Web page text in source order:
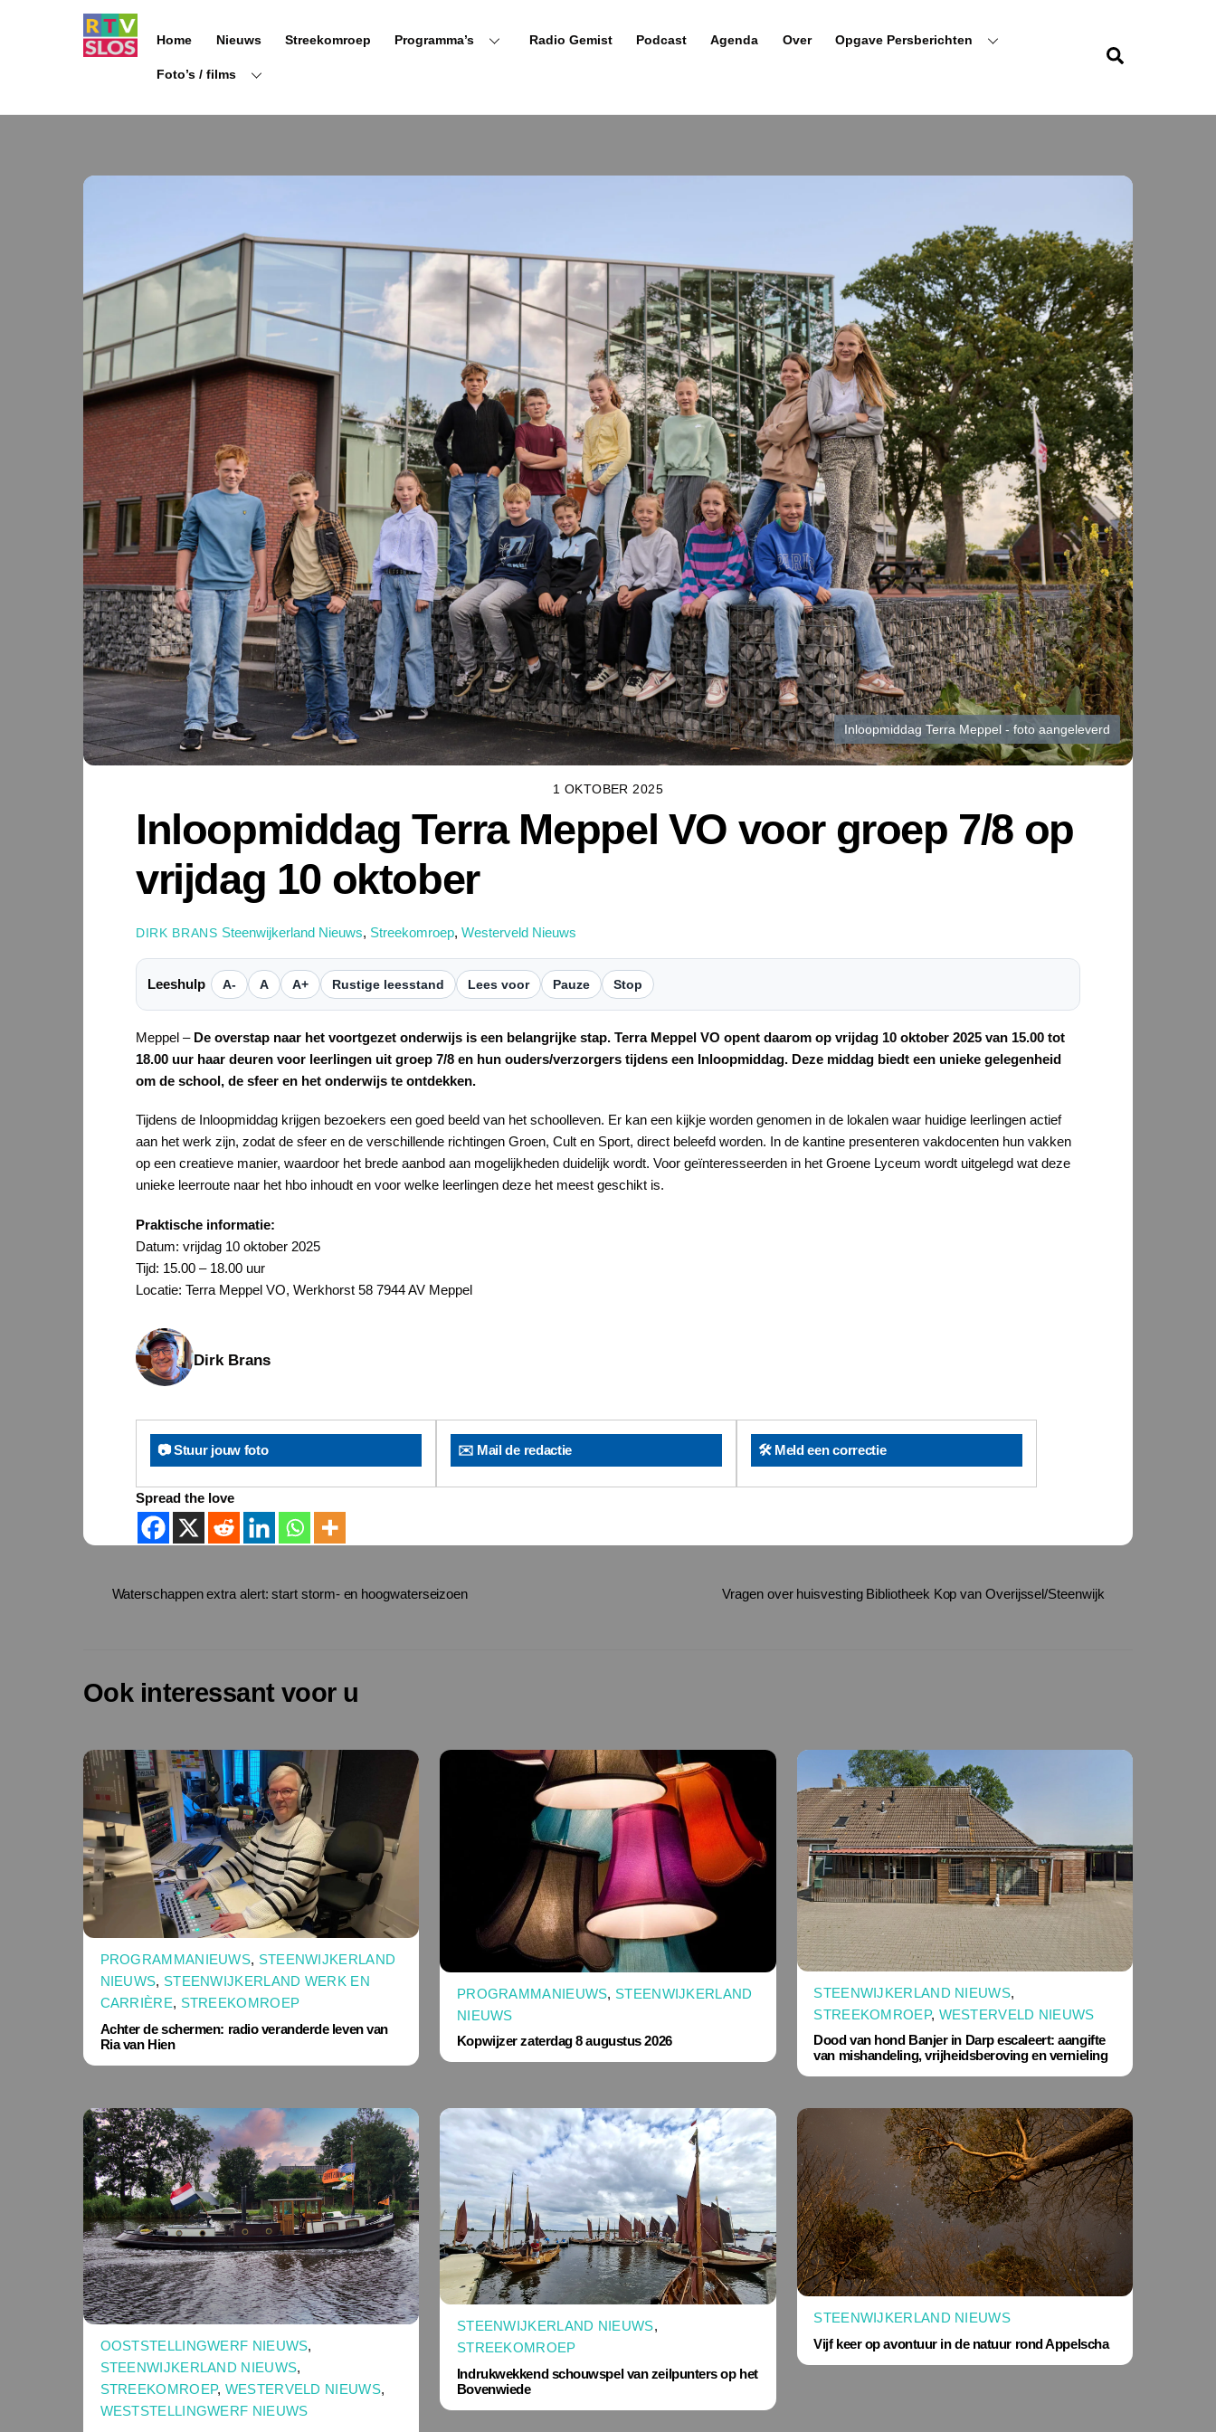
Home Nieuws Streekomroep Programma’s Radio Gemist Podcast Agenda Over Opgave Persberichten
Foto’s / films
Inloopmiddag Terra Meppel - foto aangeleverd
1 OKTOBER 2025
Inloopmiddag Terra Meppel VO voor groep 7/8 op
vrijdag 10 oktober
DIRK BRANS Steenwijkerland Nieuws, Streekomroep, Westerveld Nieuws
Leeshulp A- A A+ Rustige leesstand Lees voor Pauze Stop
Meppel – De overstap naar het voortgezet onderwijs is een belangrijke stap. Terra Meppel VO opent daarom op vrijdag 10 oktober 2025 van 15.00 tot
18.00 uur haar deuren voor leerlingen uit groep 7/8 en hun ouders/verzorgers tijdens een Inloopmiddag. Deze middag biedt een unieke gelegenheid
om de school, de sfeer en het onderwijs te ontdekken.
Tijdens de Inloopmiddag krijgen bezoekers een goed beeld van het schoolleven. Er kan een kijkje worden genomen in de lokalen waar huidige leerlingen actief
aan het werk zijn, zodat de sfeer en de verschillende richtingen Groen, Cult en Sport, direct beleefd worden. In de kantine presenteren vakdocenten hun vakken
op een creatieve manier, waardoor het brede aanbod aan mogelijkheden duidelijk wordt. Voor geïnteresseerden in het Groene Lyceum wordt uitgelegd wat deze
unieke leerroute naar het hbo inhoudt en voor welke leerlingen deze het meest geschikt is.
Praktische informatie:
Datum: vrijdag 10 oktober 2025
Tijd: 15.00 – 18.00 uur
Locatie: Terra Meppel VO, Werkhorst 58 7944 AV Meppel
Dirk Brans
📷 Stuur jouw foto ✉️ Mail de redactie 🛠️ Meld een correctie
Spread the love
Waterschappen extra alert: start storm- en hoogwaterseizoen Vragen over huisvesting Bibliotheek Kop van Overijssel/Steenwijk
Ook interessant voor u
PROGRAMMANIEUWS, STEENWIJKERLAND
NIEUWS, STEENWIJKERLAND WERK EN
CARRIÈRE, STREEKOMROEP
Achter de schermen: radio veranderde leven van
Ria van Hien
PROGRAMMANIEUWS, STEENWIJKERLAND
NIEUWS
Kopwijzer zaterdag 8 augustus 2026
STEENWIJKERLAND NIEUWS,
STREEKOMROEP, WESTERVELD NIEUWS
Dood van hond Banjer in Darp escaleert: aangifte
van mishandeling, vrijheidsberoving en vernieling
OOSTSTELLINGWERF NIEUWS,
STEENWIJKERLAND NIEUWS,
STREEKOMROEP, WESTERVELD NIEUWS,
WESTSTELLINGWERF NIEUWS
STEENWIJKERLAND NIEUWS,
STREEKOMROEP
Indrukwekkend schouwspel van zeilpunters op het
Bovenwiede
STEENWIJKERLAND NIEUWS
Vijf keer op avontuur in de natuur rond Appelscha